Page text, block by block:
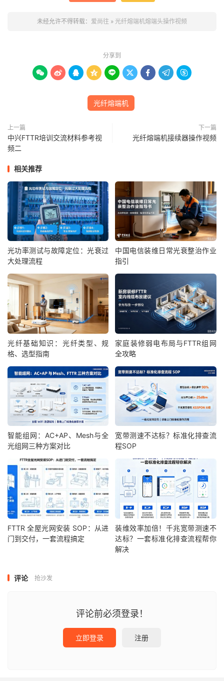
未经允许不得转载： 爱尚往 » 光纤熔端机熔端头操作视频
分享到
        
光纤熔端机
上一篇
中兴FTTR培训交流材料参考视
频二
下一篇
光纤熔端机接续器操作视频
相关推荐
光功率测试与故障定位：光衰过
大处理流程
中国电信装维日常光衰整治作业
指引
光纤基础知识：光纤类型、规
格、选型指南
家庭装修弱电布局与FTTR组网
全攻略
智能组网：AC+AP、Mesh与全
光组网三种方案对比
宽带测速不达标？标准化排查流
程SOP
FTTR 全屋光网安装 SOP：从进
门到交付，一套流程搞定
装维效率加倍！千兆宽带测速不
达标？一套标准化排查流程帮你
解决
评论 抢沙发
评论前必须登录！
立即登录 注册